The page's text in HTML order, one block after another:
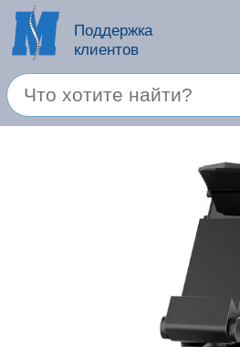
Поддержка
клиентов
Зарегестрироваться
Компьютерная техника
Компьютерные аксессуары